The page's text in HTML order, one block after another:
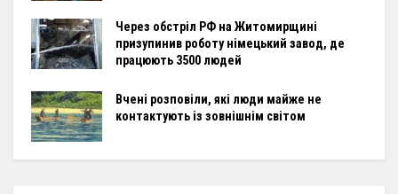
Через обстріл РФ на Житомирщині
призупинив роботу німецький завод, де
працюють 3500 людей
Вчені розповіли, які люди майже не
контактують із зовнішнім світом